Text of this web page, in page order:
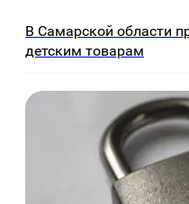
В Самарской области
детским товарам